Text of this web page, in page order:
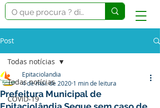
Post
Todas notícias
COVID-19
Todas notícias
Prefeitura Municipal de
Epitaciolandia
4 de mai. de 2020 1 min de leitura